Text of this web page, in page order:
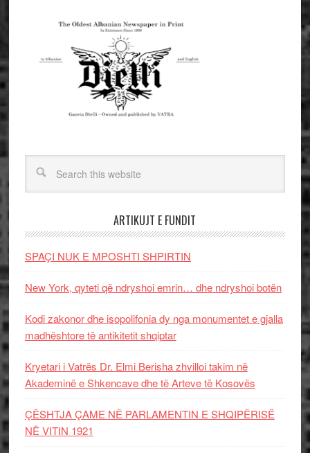
ARTIKUJT E FUNDIT
SPAÇI NUK E MPOSHTI SHPIRTIN
New York, qyteti që ndryshoi emrin… dhe ndryshoi botën
Kodi zakonor dhe isopolifonia dy nga monumentet e gjalla
madhështore të antikitetit shqiptar
Kryetari i Vatrës Dr. Elmi Berisha zhvilloi takim në
Akademinë e Shkencave dhe të Arteve të Kosovës
ÇËSHTJA ÇAME NË PARLAMENTIN E SHQIPËRISË
NË VITIN 1921